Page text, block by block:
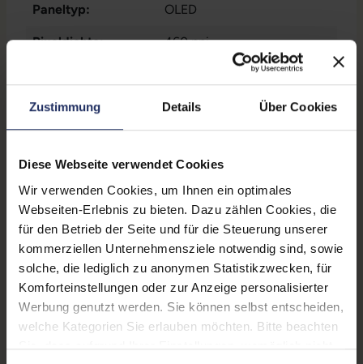
Zustimmung Details Über Cookies
Diese Webseite verwendet Cookies
Wir verwenden Cookies, um Ihnen ein optimales
Webseiten-Erlebnis zu bieten. Dazu zählen Cookies, die
für den Betrieb der Seite und für die Steuerung unserer
kommerziellen Unternehmensziele notwendig sind, sowie
solche, die lediglich zu anonymen Statistikzwecken, für
Komforteinstellungen oder zur Anzeige personalisierter
Werbung genutzt werden. Sie können selbst entscheiden,
welche Kategorien Sie erlauben möchten. Bitte beachten
Sie, dass aufgrund Ihrer Einstellungen, womöglich nicht
Paneltyp: OLED
Pixeldichte: 460 ppi
Rückkamera: 48 Megapixel
Schnittstellen: 1x Lightning
Zustand: Gebraucht
Datenspeicher: 512 GB
Partnerprogramm: Nein
Arbeitsspeicher: 6 GB
Prozessor: Apple A16 Bionic @ 3,5 GHz